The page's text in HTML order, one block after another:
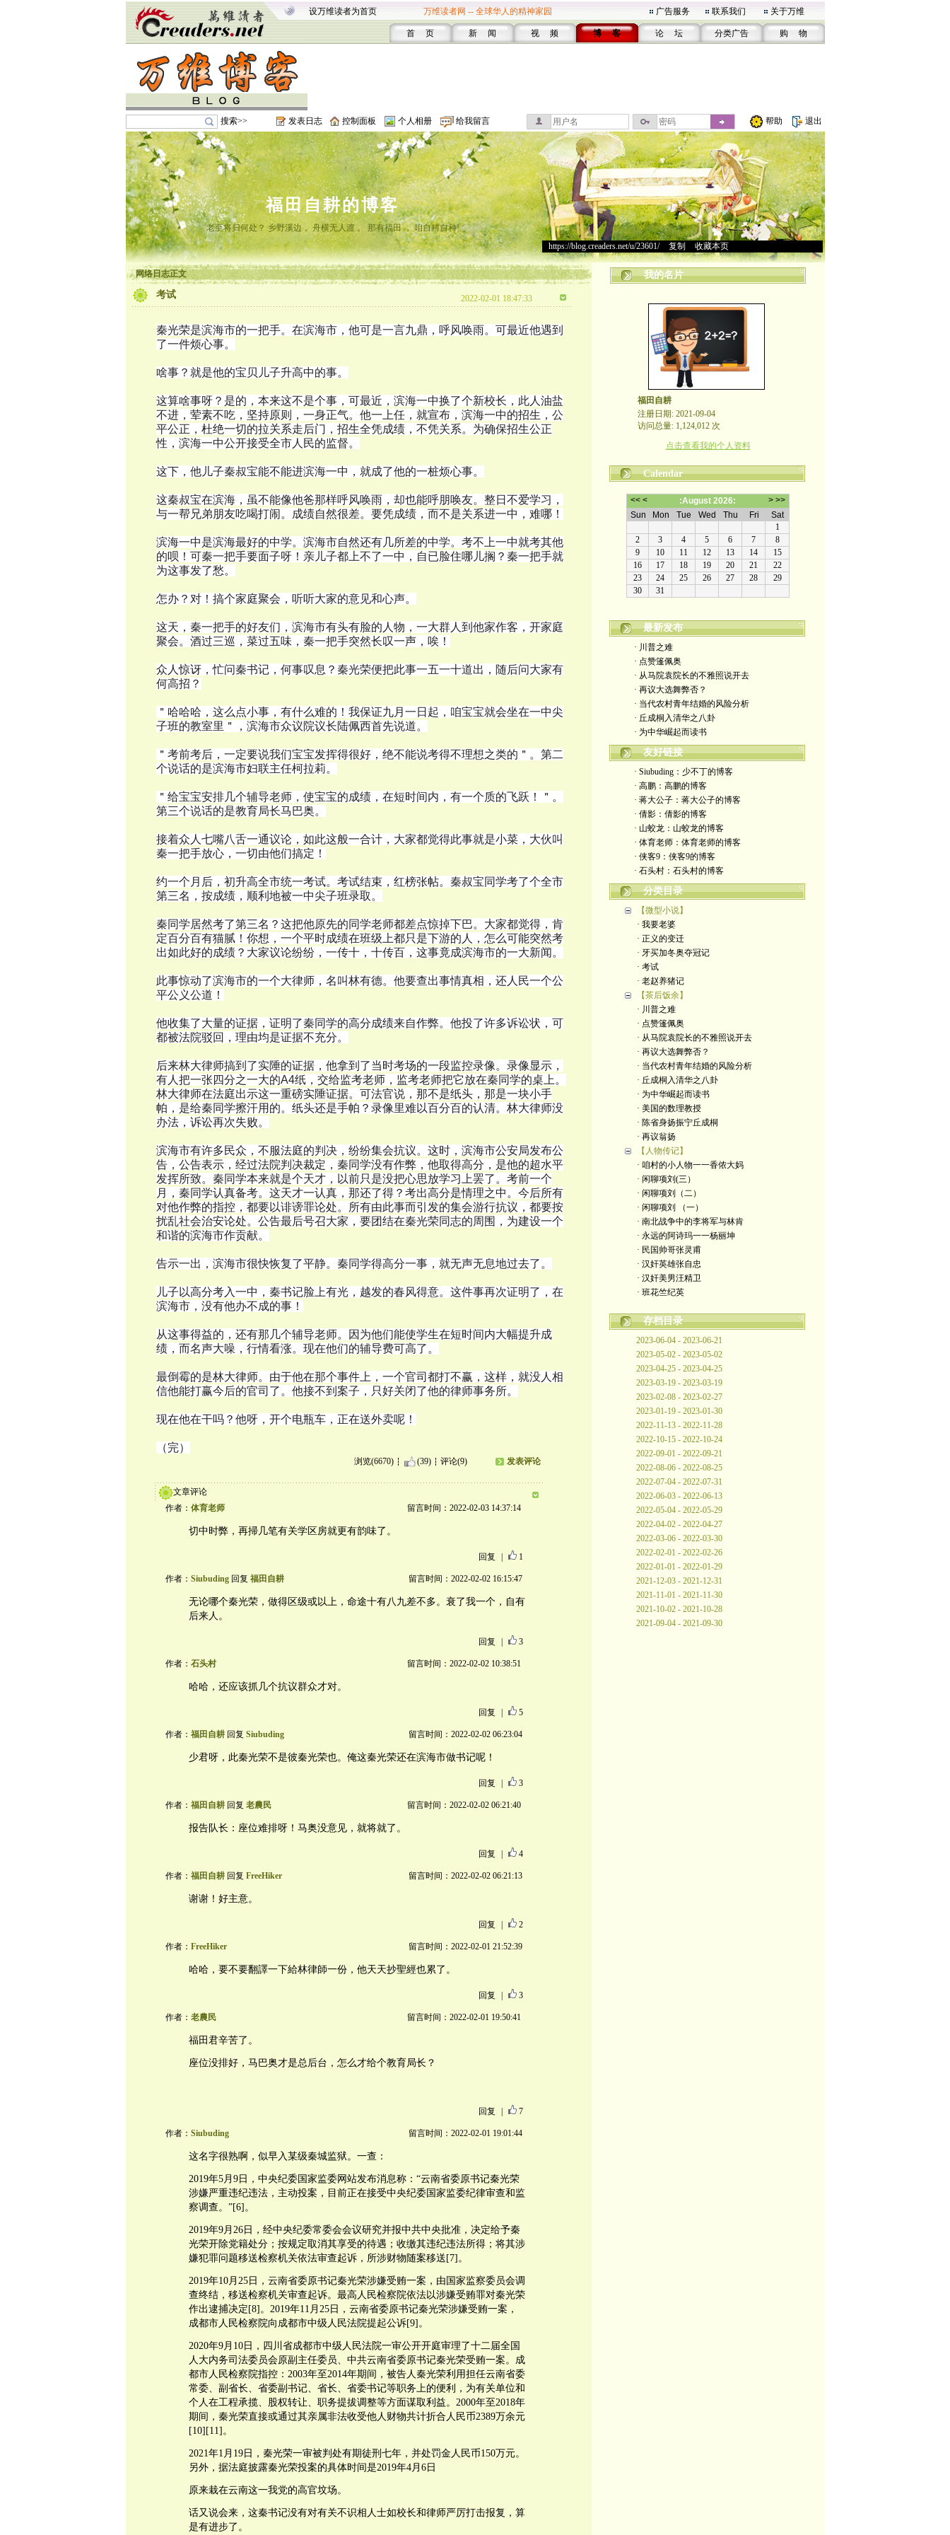
设万维读者为首页 万维读者网 -- 全球华人的精神家园 广告服务 联系我们 关于万维
首 页 新 闻 视 频 博 客 论 坛 分类广告 购 物
搜索>> 发表日志 控制面板 个人相册 给我留言 帮助 退出
福田自耕的博客
老至将归何处？ 乡野溪边， 舟横无人渡 。 那有福田 ， 咱自耕自种!
https://blog.creaders.net/u/23601/> 复制 收藏本页
网络日志正文
考试 2022-02-01 18:47:33
秦光荣是滨海市的一把手。在滨海市，他可是一言九鼎，呼风唤雨。可最近他遇到
了一件烦心事。
啥事？就是他的宝贝儿子升高中的事。
这算啥事呀？是的，本来这不是个事，可最近，滨海一中换了个新校长，此人油盐
不进，荤素不吃，坚持原则，一身正气。他一上任，就宣布，滨海一中的招生，公
平公正，杜绝一切的拉关系走后门，招生全凭成绩，不凭关系。为确保招生公正
性，滨海一中公开接受全市人民的监督。
这下，他儿子秦叔宝能不能进滨海一中，就成了他的一桩烦心事。
这秦叔宝在滨海，虽不能像他爸那样呼风唤雨，却也能呼朋唤友。整日不爱学习，
与一帮兄弟朋友吃喝打闹。成绩自然很差。要凭成绩，而不是关系进一中，难哪！
滨海一中是滨海最好的中学。滨海市自然还有几所差的中学。考不上一中就考其他
的呗！可秦一把手要面子呀！亲儿子都上不了一中，自已脸住哪儿搁？秦一把手就
为这事发了愁。
怎办？对！搞个家庭聚会，听听大家的意见和心声。
这天，秦一把手的好友们，滨海市有头有脸的人物，一大群人到他家作客，开家庭
聚会。酒过三巡，菜过五味，秦一把手突然长叹一声，唉！
众人惊讶，忙问秦书记，何事叹息？秦光荣便把此事一五一十道出，随后问大家有
何高招？
＂哈哈哈，这么点小事，有什么难的！我保证九月一日起，咱宝宝就会坐在一中尖
子班的教室里＂，滨海市众议院议长陆佩西首先说道。
＂考前考后，一定要说我们宝宝发挥得很好，绝不能说考得不理想之类的＂。第二
个说话的是滨海市妇联主任柯拉莉。
＂给宝宝安排几个辅导老师，使宝宝的成绩，在短时间内，有一个质的飞跃！＂。
第三个说话的是教育局长马巴奥。
接着众人七嘴八舌一通议论，如此这般一合计，大家都觉得此事就是小菜，大伙叫
秦一把手放心，一切由他们搞定！
约一个月后，初升高全市统一考试。考试结束，红榜张帖。秦叔宝同学考了个全市
第三名，按成绩，顺利地被一中尖子班录取。
秦同学居然考了第三名？这把他原先的同学老师都差点惊掉下巴。大家都觉得，肯
定百分百有猫腻！你想，一个平时成绩在班级上都只是下游的人，怎么可能突然考
出如此好的成绩？大家议论纷纷，一传十，十传百，这事竟成滨海市的一大新闻。
此事惊动了滨海市的一个大律师，名叫林有德。他要查出事情真相，还人民一个公
平公义公道！
他收集了大量的证据，证明了秦同学的高分成绩来自作弊。他投了许多诉讼状，可
都被法院驳回，理由均是证据不充分。
后来林大律师搞到了实陲的证据，他拿到了当时考场的一段监控录像。录像显示，
有人把一张四分之一大的A4纸，交给监考老师，监考老师把它放在秦同学的桌上。
林大律师在法庭出示这一重磅实陲证据。可法官说，那不是纸头，那是一块小手
帕，是给秦同学擦汗用的。纸头还是手帕？录像里难以百分百的认清。林大律师没
办法，诉讼再次失败。
滨海市有许多民众，不服法庭的判决，纷纷集会抗议。这时，滨海市公安局发布公
告，公告表示，经过法院判决裁定，秦同学没有作弊，他取得高分，是他的超水平
发挥所致。秦同学本来就是个天才，以前只是没把心思放学习上罢了。考前一个
月，秦同学认真备考。这天才一认真，那还了得？考出高分是情理之中。今后所有
对他作弊的指控，都要以诽谤罪论处。所有由此事而引发的集会游行抗议，都要按
扰乱社会治安论处。公告最后号召大家，要团结在秦光荣同志的周围，为建设一个
和谐的滨海市作贡献。
告示一出，滨海市很快恢复了平静。秦同学得高分一事，就无声无息地过去了。
儿子以高分考入一中，秦书记脸上有光，越发的春风得意。这件事再次证明了，在
滨海市，没有他办不成的事！
从这事得益的，还有那几个辅导老师。因为他们能使学生在短时间内大幅提升成
绩，而名声大噪，行情看涨。现在他们的辅导费可高了。
最倒霉的是林大律师。由于他在那个事件上，一个官司都打不赢，这样，就没人相
信他能打赢今后的官司了。他接不到案子，只好关闭了他的律师事务所。
现在他在干吗？他呀，开个电瓶车，正在送外卖呢！
（完）
浏览(6670) (39) 评论(9) 发表评论
文章评论
作者： 体育老师 留言时间：2022-02-03 14:37:14
切中时弊，再掃几笔有关学区房就更有韵味了。
回复 1
作者： Siubuding回复 福田自耕 留言时间：2022-02-02 16:15:47
无论哪个秦光荣，做得区级或以上，命途十有八九差不多。衰了我一个，自有
后来人。
回复 3
作者： 石头村 留言时间：2022-02-02 10:38:51
哈哈，还应该抓几个抗议群众才对。
回复 5
作者： 福田自耕回复 Siubuding 留言时间：2022-02-02 06:23:04
少君呀，此秦光荣不是彼秦光荣也。俺这秦光荣还在滨海市做书记呢！
回复 3
作者： 福田自耕回复 老農民 留言时间：2022-02-02 06:21:40
报告队长：座位难排呀！马奥没意见，就将就了。
回复 4
作者： 福田自耕回复 FreeHiker 留言时间：2022-02-02 06:21:13
谢谢！好主意。
回复 2
作者： FreeHiker 留言时间：2022-02-01 21:52:39
哈哈，要不要翻譯一下給林律師一份，他天天抄聖經也累了。
回复 3
作者： 老農民 留言时间：2022-02-01 19:50:41
福田君辛苦了。
座位没排好，马巴奥才是总后台，怎么才给个教育局长？
回复 7
作者： Siubuding 留言时间：2022-02-01 19:01:44
这名字很熟啊，似早入某级秦城监狱。一查：
2019年5月9日，中央纪委国家监委网站发布消息称：“云南省委原书记秦光荣
涉嫌严重违纪违法，主动投案，目前正在接受中央纪委国家监委纪律审查和监
察调查。”[6]。
2019年9月26日，经中央纪委常委会会议研究并报中共中央批准，决定给予秦
光荣开除党籍处分；按规定取消其享受的待遇；收缴其违纪违法所得；将其涉
嫌犯罪问题移送检察机关依法审查起诉，所涉财物随案移送[7]。
2019年10月25日，云南省委原书记秦光荣涉嫌受贿一案，由国家监察委员会调
查终结，移送检察机关审查起诉。最高人民检察院依法以涉嫌受贿罪对秦光荣
作出逮捕决定[8]。2019年11月25日，云南省委原书记秦光荣涉嫌受贿一案，
成都市人民检察院向成都市中级人民法院提起公诉[9]。
2020年9月10日，四川省成都市中级人民法院一审公开开庭审理了十二届全国
人大内务司法委员会原副主任委员、中共云南省委原书记秦光荣受贿一案。成
都市人民检察院指控：2003年至2014年期间，被告人秦光荣利用担任云南省委
常委、副省长、省委副书记、省长、省委书记等职务上的便利，为有关单位和
个人在工程承揽、股权转让、职务提拔调整等方面谋取利益。2000年至2018年
期间，秦光荣直接或通过其亲属非法收受他人财物共计折合人民币2389万余元
[10][11]。
2021年1月19日，秦光荣一审被判处有期徒刑七年，并处罚金人民币150万元。
另外，据法庭披露秦光荣投案的具体时间是2019年4月6日
原来栽在云南这一我党的高官坟场。
话又说会来，这秦书记没有对有关不识相人士如校长和律师严厉打击报复，算
是有进步了。
我的名片
福田自耕
注册日期: 2021-09-04
访问总量: 1,124,012 次
点击查看我的个人资料
Calendar
最新发布
· 川普之难
· 点赞篷佩奥
· 从马院袁院长的不雅照说开去
· 再议大选舞弊否？
· 当代农村青年结婚的风险分析
· 丘成桐入清华之八卦
· 为中华崛起而读书
友好链接
· Siubuding：少不丁的博客
· 高鹏：高鹏的博客
· 蒋大公子：蒋大公子的博客
· 倩影：倩影的博客
· 山蛟龙：山蛟龙的博客
· 体育老师：体育老师的博客
· 侠客9：侠客9的博客
· 石头村：石头村的博客
分类目录
【微型小说】
· 我要老婆
· 正义的变迁
· 牙买加冬奥夺冠记
· 考试
· 老赵养猪记
【茶后饭余】
· 川普之难
· 点赞篷佩奥
· 从马院袁院长的不雅照说开去
· 再议大选舞弊否？
· 当代农村青年结婚的风险分析
· 丘成桐入清华之八卦
· 为中华崛起而读书
· 美国的数理教授
· 陈省身扬振宁丘成桐
· 再议翁扬
【人物传记】
· 咱村的小人物一一香侬大妈
· 闲聊项刘(三）
· 闲聊项刘（二）
· 闲聊项刘 （一）
· 南北战争中的李将军与林肯
· 永远的阿诗玛一一杨丽坤
· 民国帅哥张灵甫
· 汉奸英雄张自忠
· 汉奸美男汪精卫
· 班花竺纪英
存档目录
2023-06-04 - 2023-06-21
2023-05-02 - 2023-05-02
2023-04-25 - 2023-04-25
2023-03-19 - 2023-03-19
2023-02-08 - 2023-02-27
2023-01-19 - 2023-01-30
2022-11-13 - 2022-11-28
2022-10-15 - 2022-10-24
2022-09-01 - 2022-09-21
2022-08-06 - 2022-08-25
2022-07-04 - 2022-07-31
2022-06-03 - 2022-06-13
2022-05-04 - 2022-05-29
2022-04-02 - 2022-04-27
2022-03-06 - 2022-03-30
2022-02-01 - 2022-02-26
2022-01-01 - 2022-01-29
2021-12-03 - 2021-12-31
2021-11-01 - 2021-11-30
2021-10-02 - 2021-10-28
2021-09-04 - 2021-09-30